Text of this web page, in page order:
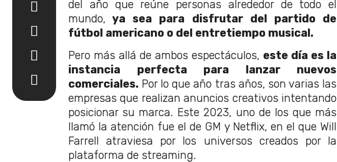
del año que reúne personas alrededor de todo el
mundo, ya sea para disfrutar del partido de
fútbol americano o del entretiempo musical.
Pero más allá de ambos espectáculos, este día es la
instancia perfecta para lanzar nuevos
comerciales. Por lo que año tras años, son varias las
empresas que realizan anuncios creativos intentando
posicionar su marca. Este 2023, uno de los que más
llamó la atención fue el de GM y Netflix, en el que Will
Farrell atraviesa por los universos creados por la
plataforma de streaming.